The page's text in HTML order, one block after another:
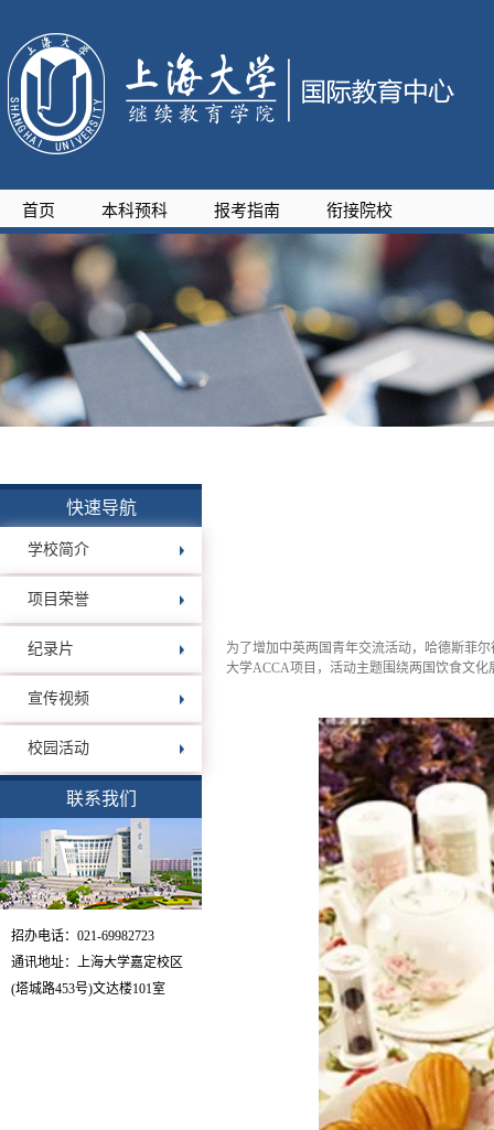
首页 本科预科 报考指南 衔接院校
快速导航
学校简介
项目荣誉
纪录片
宣传视频
校园活动
联系我们
招办电话：021-69982723
通讯地址：上海大学嘉定校区
(塔城路453号)文达楼101室
为了增加中英两国青年交流活动，哈德斯菲
大学ACCA项目，活动主题围绕两国饮食文